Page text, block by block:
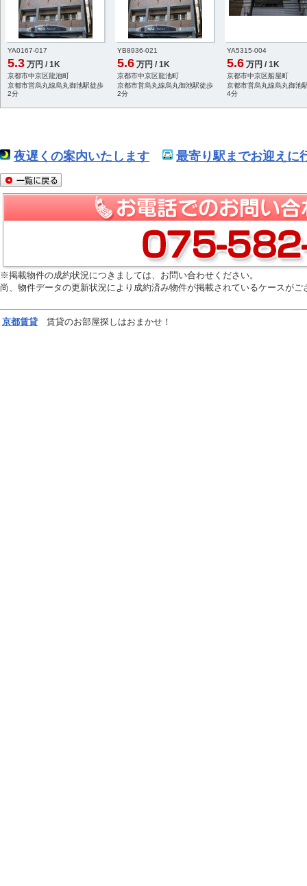
YA0167-017
5.3 万円 / 1K
京都市中京区龍池町
京都市営烏丸線烏丸御池駅徒歩
2分
YB8936-021
5.6 万円 / 1K
京都市中京区龍池町
京都市営烏丸線烏丸御池駅徒歩
2分
YA5315-004
5.6 万円 / 1K
京都市中京区船屋町
京都市営烏丸線烏丸御池
4分
夜遅くの案内いたします 最寄り駅までお迎えに
※掲載物件の成約状況につきましては、お問い合わせください。
尚、物件データの更新状況により成約済み物件が掲載されているケースが
京都賃貸 賃貸のお部屋探しはおまかせ！